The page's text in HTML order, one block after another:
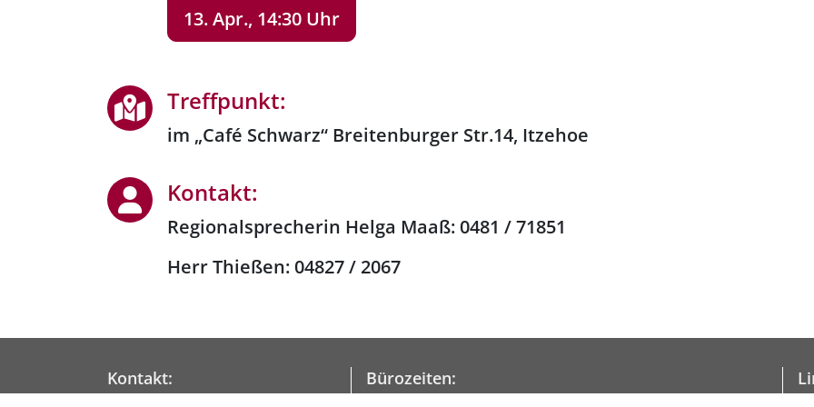
13. Apr., 14:30 Uhr
Treffpunkt:
im „Café Schwarz“ Breitenburger Str.14, Itzehoe
Kontakt:
Regionalsprecherin Helga Maaß: 0481 / 71851
Herr Thießen: 04827 / 2067
Kontakt: Bürozeiten: